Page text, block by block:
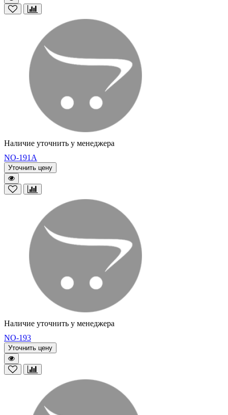
Наличие уточнить у менеджера
NO-191A
Уточнить цену
Наличие уточнить у менеджера
NO-193
Уточнить цену